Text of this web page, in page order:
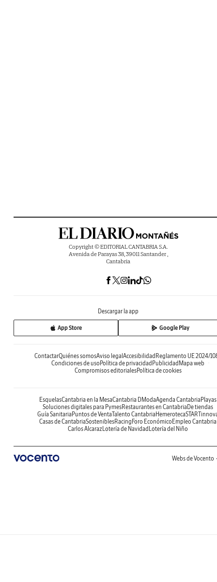
Copyright © EDITORIAL CANTABRIA S.A.
Avenida de Parayas 38, 39011 Santander ,
Cantabria
Descargar la app
App Store Google Play
ContactarQuiénes somosAviso legalAccesibilidadReglamento UE 2024/
Condiciones de usoPolítica de privacidadPublicidadMapa web
Compromisos editorialesPolítica de cookies
EsquelasCantabria en la MesaCantabria DModaAgenda CantabriaPlayas
Soluciones digitales para PymesRestaurantes en CantabriaDe tiendas
Guía SanitariaPuntos de VentaTalento CantabriaHemeroteca
Casas de CantabriaSosteniblesRacingForo EconómicoEmpleo Cantabria
Carlos AlcarazLotería de NavidadLotería del Niño
Webs de Vocento